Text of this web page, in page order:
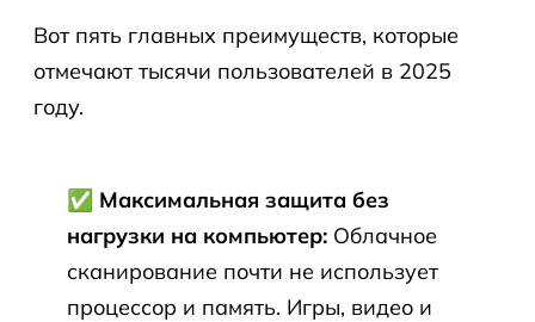
Вот пять главных преимуществ, которые
отмечают тысячи пользователей в 2025
году.
✅ Максимальная защита без
нагрузки на компьютер: Облачное
сканирование почти не использует
процессор и память. Игры, видео и